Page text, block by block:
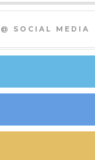
SOCIAL MEDIA